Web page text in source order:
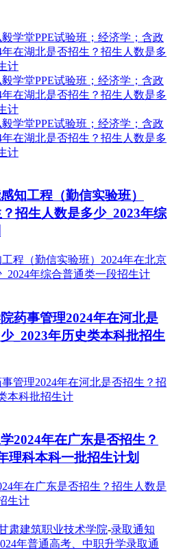
知工程（勤信实验班）
招生人数是多少_2023年综
药事管理2024年在河北是
_2023年历史类本科批招生
2024年在广东是否招生？
理科本科一批招生计划
肃建筑职业技术学院-录取通知
年普通高考、中职升学录取通